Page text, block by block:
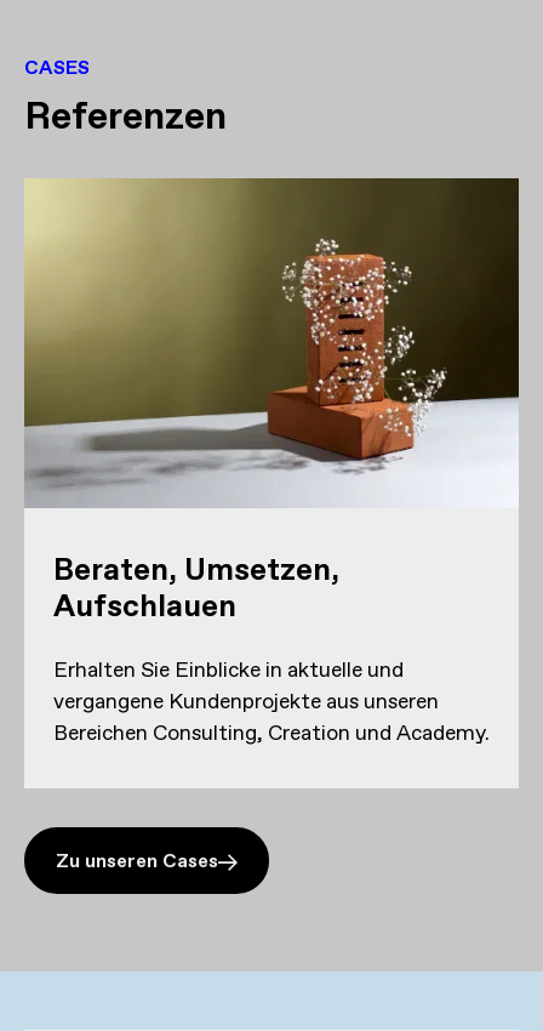
CASES
Referenzen
Beraten, Umsetzen,
Aufschlauen
Erhalten Sie Einblicke in aktuelle und
vergangene Kundenprojekte aus unseren
Bereichen Consulting, Creation und Academy.
Zu unseren Cases